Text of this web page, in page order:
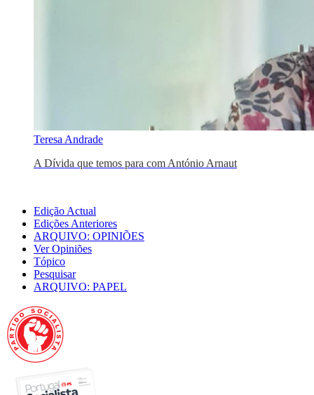
Teresa Andrade
A Dívida que temos para com António Arnaut
Edição Actual
Edições Anteriores
ARQUIVO: OPINIÕES
Ver Opiniões
Tópico
Pesquisar
ARQUIVO: PAPEL